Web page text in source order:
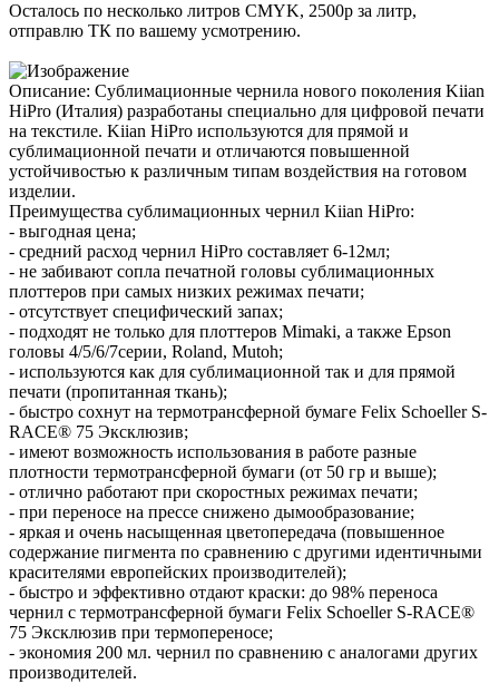
Осталось по несколько литров CMYK, 2500р за литр,
отправлю ТК по вашему усмотрению.
Описание: Сублимационные чернила нового поколения Kiian
HiPro (Италия) разработаны специально для цифровой печати
на текстиле. Kiian HiPro используются для прямой и
сублимационной печати и отличаются повышенной
устойчивостью к различным типам воздействия на готовом
изделии.
Преимущества сублимационных чернил Kiian HiPro:
- выгодная цена;
- средний расход чернил HiPro составляет 6-12мл;
- не забивают сопла печатной головы сублимационных
плоттеров при самых низких режимах печати;
- отсутствует специфический запах;
- подходят не только для плоттеров Mimaki, а также Epson
головы 4/5/6/7серии, Roland, Mutoh;
- используются как для сублимационной так и для прямой
печати (пропитанная ткань);
- быстро сохнут на термотрансферной бумаге Felix Schoeller S-
RACE® 75 Эксклюзив;
- имеют возможность использования в работе разные
плотности термотрансферной бумаги (от 50 гр и выше);
- отлично работают при скоростных режимах печати;
- при переносе на прессе снижено дымообразование;
- яркая и очень насыщенная цветопередача (повышенное
содержание пигмента по сравнению с другими идентичными
красителями европейских производителей);
- быстро и эффективно отдают краски: до 98% переноса
чернил с термотрансферной бумаги Felix Schoeller S-RACE®
75 Эксклюзив при термопереносе;
- экономия 200 мл. чернил по сравнению с аналогами других
производителей.